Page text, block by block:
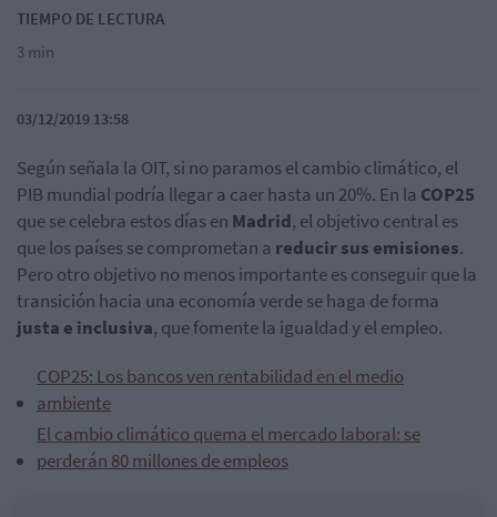
TIEMPO DE LECTURA
3 min
03/12/2019 13:58
Según señala la OIT, si no paramos el cambio climático, el
PIB mundial podría llegar a caer hasta un 20%. En la COP25
que se celebra estos días en Madrid, el objetivo central es
que los países se comprometan a reducir sus emisiones.
Pero otro objetivo no menos importante es conseguir que la
transición hacia una economía verde se haga de forma
justa e inclusiva, que fomente la igualdad y el empleo.
COP25: Los bancos ven rentabilidad en el medio
ambiente
El cambio climático quema el mercado laboral: se
perderán 80 millones de empleos